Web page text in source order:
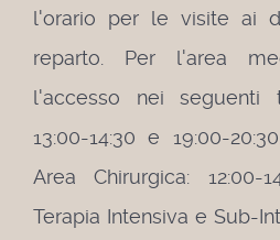
l'orario per le visite ai
reparto. Per l'area
l'accesso nei seguenti
13:00-14:30 e 19:00-
Area Chirurgica: 12:00-
Terapia Intensiva e Sub-